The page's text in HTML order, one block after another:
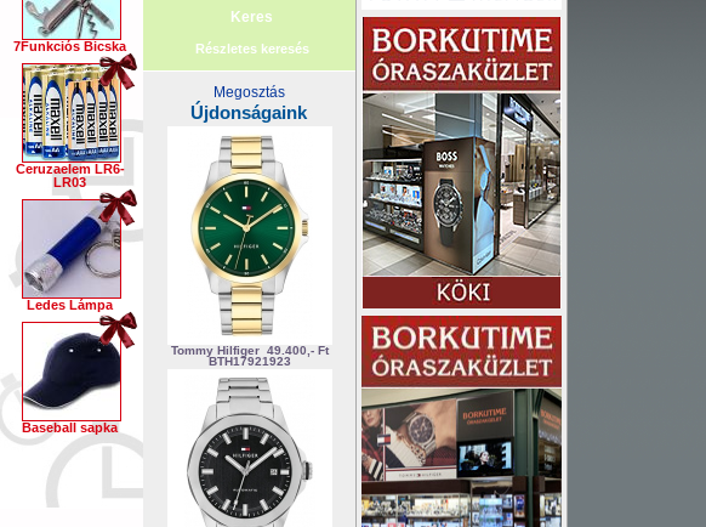
7Funkciós Bicska
Ceruzaelem LR6-
LR03
Ledes Lámpa
Baseball sapka
Részletes keresés
Megosztás
Újdonságaink
Tommy Hilfiger 49.400,- Ft
BTH17921923